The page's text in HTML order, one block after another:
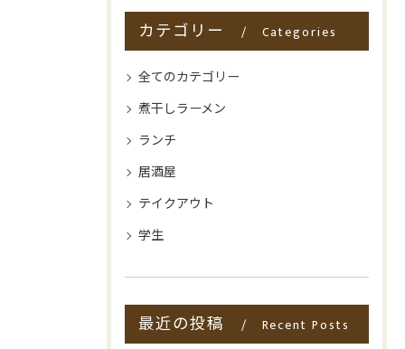
カテゴリー Categories
全てのカテゴリー
煮干しラーメン
ランチ
居酒屋
テイクアウト
学生
最近の投稿 Recent Posts